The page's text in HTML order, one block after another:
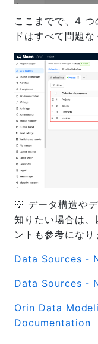
ここまでで、4
ドはすべて問題な
💡 データ構造や
知りたい場合は、
ントも参考になり
Data Sources -
Data Sources -
Orin Data
Documentation